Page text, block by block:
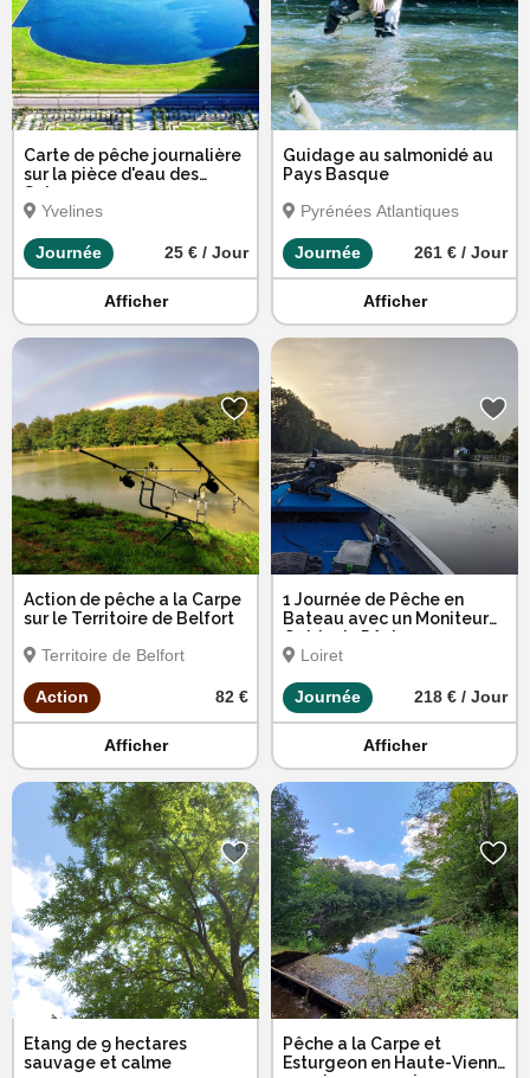
Carte de pêche journalière
sur la pièce d'eau des
Suisses
Yvelines
Journée 25 € / Jour
Afficher
Guidage au salmonidé au
Pays Basque
Pyrénées Atlantiques
Journée 261 € / Jour
Afficher
Action de pêche a la Carpe
sur le Territoire de Belfort
Territoire de Belfort
Action 82 €
Afficher
1 Journée de Pêche en
Bateau avec un Moniteur
Guide de Pêche
Loiret
Journée 218 € / Jour
Afficher
Etang de 9 hectares
sauvage et calme
Pêche a la Carpe et
Esturgeon en Haute-Vienne